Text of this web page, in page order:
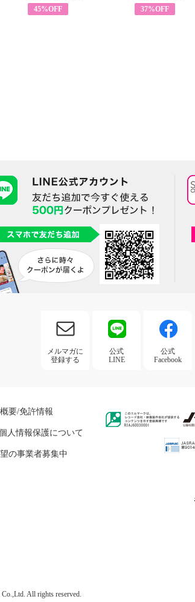
45%OFF
37%OFF
メルマガに
登録する
公式
LINE
公式
Facebook
要/免許情報
人情報保護について
の事業者募集中
All rights reserved.